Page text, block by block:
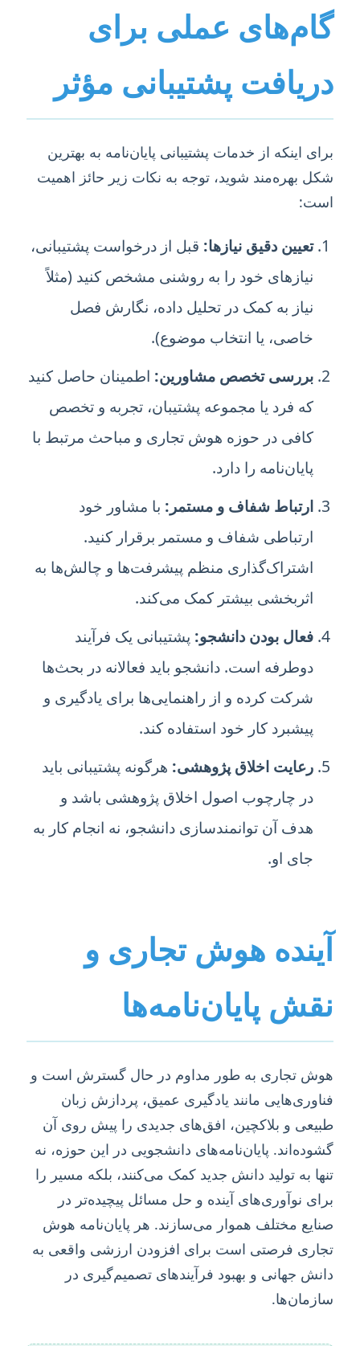
گام‌های عملی برای
دریافت پشتیبانی مؤثر
برای اینکه از خدمات پشتیبانی پایان‌نامه به بهترین
شکل بهره‌مند شوید، توجه به نکات زیر حائز اهمیت
است:
تعیین دقیق نیازها: قبل از درخواست پشتیبانی،
نیازهای خود را به روشنی مشخص کنید (مثلاً
نیاز به کمک در تحلیل داده، نگارش فصل
خاصی، یا انتخاب موضوع).
بررسی تخصص مشاورین: اطمینان حاصل کنید
که فرد یا مجموعه پشتیبان، تجربه و تخصص
کافی در حوزه هوش تجاری و مباحث مرتبط با
پایان‌نامه را دارد.
ارتباط شفاف و مستمر: با مشاور خود
ارتباطی شفاف و مستمر برقرار کنید.
اشتراک‌گذاری منظم پیشرفت‌ها و چالش‌ها به
اثربخشی بیشتر کمک می‌کند.
فعال بودن دانشجو: پشتیبانی یک فرآیند
دوطرفه است. دانشجو باید فعالانه در بحث‌ها
شرکت کرده و از راهنمایی‌ها برای یادگیری و
پیشبرد کار خود استفاده کند.
رعایت اخلاق پژوهشی: هرگونه پشتیبانی باید
در چارچوب اصول اخلاق پژوهشی باشد و
هدف آن توانمندسازی دانشجو، نه انجام کار به
جای او.
آینده هوش تجاری و
نقش پایان‌نامه‌ها
هوش تجاری به طور مداوم در حال گسترش است و
فناوری‌هایی مانند یادگیری عمیق، پردازش زبان
طبیعی و بلاکچین، افق‌های جدیدی را پیش روی آن
گشوده‌اند. پایان‌نامه‌های دانشجویی در این حوزه، نه
تنها به تولید دانش جدید کمک می‌کنند، بلکه مسیر را
برای نوآوری‌های آینده و حل مسائل پیچیده‌تر در
صنایع مختلف هموار می‌سازند. هر پایان‌نامه هوش
تجاری فرصتی است برای افزودن ارزشی واقعی به
دانش جهانی و بهبود فرآیندهای تصمیم‌گیری در
سازمان‌ها.